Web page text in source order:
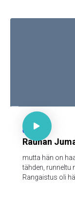
vaan päästä
Jes 53:8

64
Rauhan
mutta hän on
tähden, runneltu
Rangaistus oli